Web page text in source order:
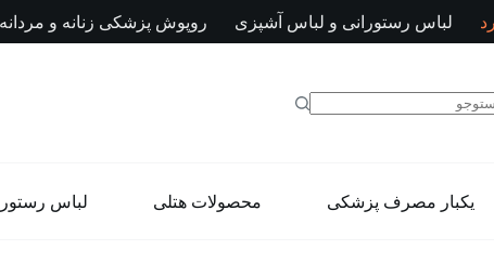
لباس رستورانی و لباس آشپزی روپوش پزشکی زنانه و مردانه
یکبار مصرف پزشکی محصولات هتلی لباس